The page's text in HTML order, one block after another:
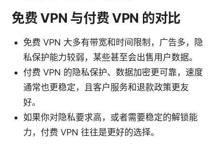
免费 VPN 与付费 VPN 的对比
免费 VPN 大多有带宽和时间限制，广告多，隐
私保护能力较弱，某些甚至会出售用户数据。
付费 VPN 的隐私保护、数据加密更可靠，速度
通常也更稳定，且客户服务和退款政策更友
好。
如果你对隐私要求高，或者需要稳定的解锁能
力，付费 VPN 往往是更好的选择。